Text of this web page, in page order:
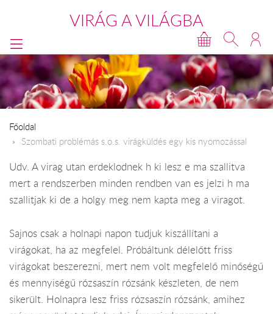
VIRÁG A VILÁGBA
Főoldal
​Szombati problémás s.o.s. virágküldés egy kis nyomozással
Udv. A virag utan erdeklodnek h ki lesz e ma szallitva
mert a rendszerben minden rendben van es jelzi h ma
szallitjak ki de a holgy meg nem kapta meg a viragot.
Sajnos csak a holnapi napon tudjuk kiszállítani a
virágokat, ha az megfelel. Próbáltunk délelőtt friss
virágokat beszerezni, mert nem volt megfelelő minőségű
és mennyiségű rózsaszín rózsánk készleten, de nem
sikerült. Holnapra lesz friss rózsaszín rózsánk, amihez